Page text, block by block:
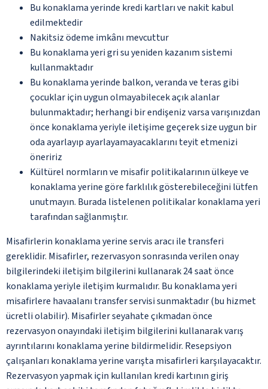
Bu konaklama yerinde kredi kartları ve nakit kabul
edilmektedir
Nakitsiz ödeme imkânı mevcuttur
Bu konaklama yeri gri su yeniden kazanım sistemi
kullanmaktadır
Bu konaklama yerinde balkon, veranda ve teras gibi
çocuklar için uygun olmayabilecek açık alanlar
bulunmaktadır; herhangi bir endişeniz varsa varışınızdan
önce konaklama yeriyle iletişime geçerek size uygun bir
oda ayarlayıp ayarlayamayacaklarını teyit etmenizi
öneririz
Kültürel normların ve misafir politikalarının ülkeye ve
konaklama yerine göre farklılık gösterebileceğini lütfen
unutmayın. Burada listelenen politikalar konaklama yeri
tarafından sağlanmıştır.
Misafirlerin konaklama yerine servis aracı ile transferi
gereklidir. Misafirler, rezervasyon sonrasında verilen onay
bilgilerindeki iletişim bilgilerini kullanarak 24 saat önce
konaklama yeriyle iletişim kurmalıdır. Bu konaklama yeri
misafirlere havaalanı transfer servisi sunmaktadır (bu hizmet
ücretli olabilir). Misafirler seyahate çıkmadan önce
rezervasyon onayındaki iletişim bilgilerini kullanarak varış
ayrıntılarını konaklama yerine bildirmelidir. Resepsiyon
çalışanları konaklama yerine varışta misafirleri karşılayacaktır.
Rezervasyon yapmak için kullanılan kredi kartının giriş